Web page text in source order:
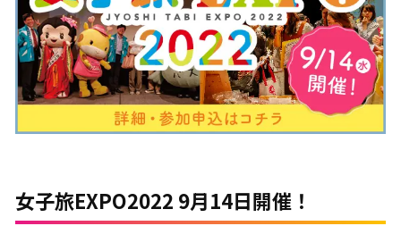
女子旅EXPO2022 9月14日開催！